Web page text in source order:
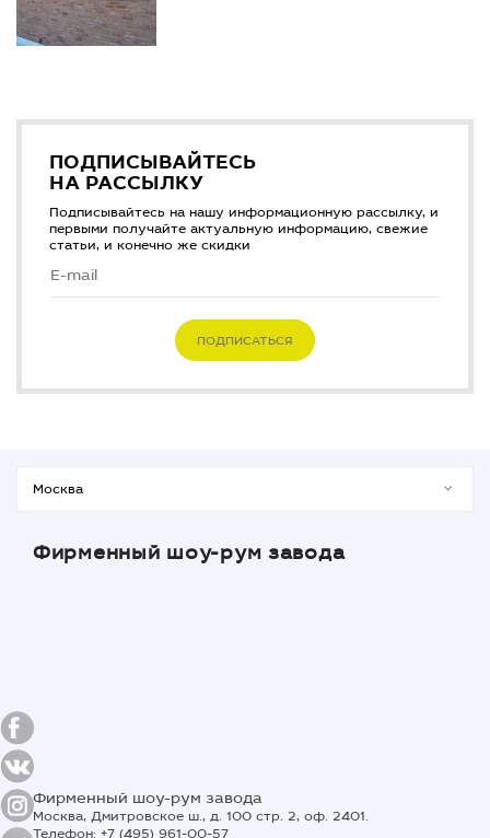
ПОДПИСЫВАЙТЕСЬ
НА РАССЫЛКУ
Подписывайтесь на нашу информационную рассылку, и
первыми получайте актуальную информацию, свежие
статьи, и конечно же скидки
ПОДПИСАТЬСЯ
Фирменный шоу-рум завода
Фирменный шоу-рум завода
Москва, Дмитровское ш., д. 100 стр. 2, оф. 2401.
Телефон: +7 (495) 961-00-57